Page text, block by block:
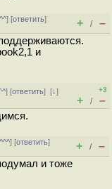
] [ответить]
+ / –
и
] [ответить][↓]
+3
+ / –
^^^] [ответить]
+ / –
и тоже